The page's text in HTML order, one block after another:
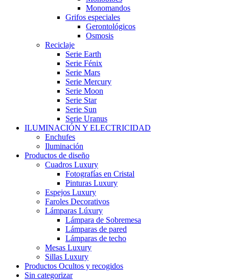
Monomandos
Grifos especiales
Gerontológicos
Osmosis
Reciclaje
Serie Earth
Serie Fénix
Serie Mars
Serie Mercury
Serie Moon
Serie Star
Serie Sun
Serie Uranus
ILUMINACIÓN Y ELECTRICIDAD
Enchufes
Iluminación
Productos de diseño
Cuadros Luxury
Fotografías en Cristal
Pinturas Luxury
Espejos Luxury
Faroles Decorativos
Lámparas Lúxury
Lámpara de Sobremesa
Lámparas de pared
Lámparas de techo
Mesas Luxury
Sillas Luxury
Productos Ocultos y recogidos
Sin categorizar